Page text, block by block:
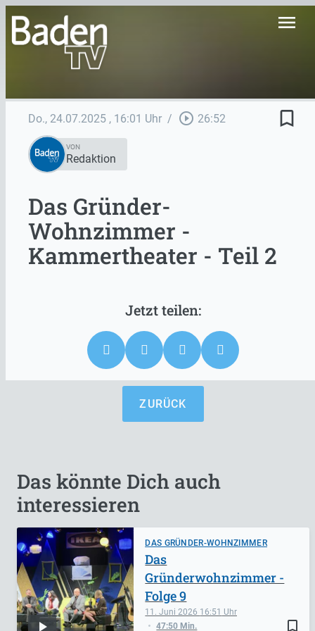
menu
Do., 24.07.2025 , 16:01 Uhr / play_circle_outline 26:52 bookmark_border
VON
Redaktion
Das Gründer-
Wohnzimmer -
Kammertheater - Teil 2
ZURÜCK
Das könnte Dich auch
interessieren
DAS GRÜNDER-WOHNZIMMER
bookmark_border
11. Juni 2026 16:51
47:50 Min.
Das
Gründerwohnzimmer -
Folge 9